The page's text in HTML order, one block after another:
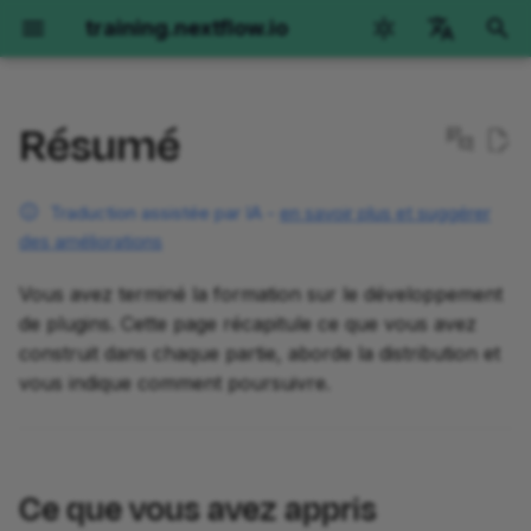
training.nextflow.io
español
हिन्दी
italiano
i
a
l
t
Nextflow Run
Démarrage
opérations de base
Partie 2 : Exécuter de vrais
pipelines
Hello Nextflow
Premiers pas
Partie 2 : Hello Channels
Partie 3 : Hello Workflow
Partie 5 : Hello Containers
Hello nf-core
Premiers pas
pipeline de démonstration
Partie 2 : Réécrire Hello
pour nf-core
Nextflow pour la Science
Génomique Premiers pas
méthode
Partie 2 : Appel de
par échantillon
Premiers pas
méthode
Partie 2 : Implémentation
pour un seul échantillon
lecture appariée
Imagerie
Orientation
opérations de base
Partie 2 : Exécuter nf-
core/molkart
Ce que vous avez appris
Partie 1 : Utiliser des
plugins
Partie 2 : Mise en place
Partie 3 : Fonctions
personnalisées
Partie 5 : Observateurs
Training Collections
La Boîte à Outils de
l'Architecte I
Obtenir de l'aide
Options
d'environnement
GitHub Codespaces
Installation manuelle
Versions de Nextflow
Le pipeline Hello
Résumé
Traduction assistée par IA - en savoir plus et suggérer
des améliorations
Vous avez terminé la formation sur le développement
de plugins. Cette page récapitule ce que vous avez
construit dans chaque partie, aborde la distribution et
vous indique comment poursuivre.
Ce que vous avez appris